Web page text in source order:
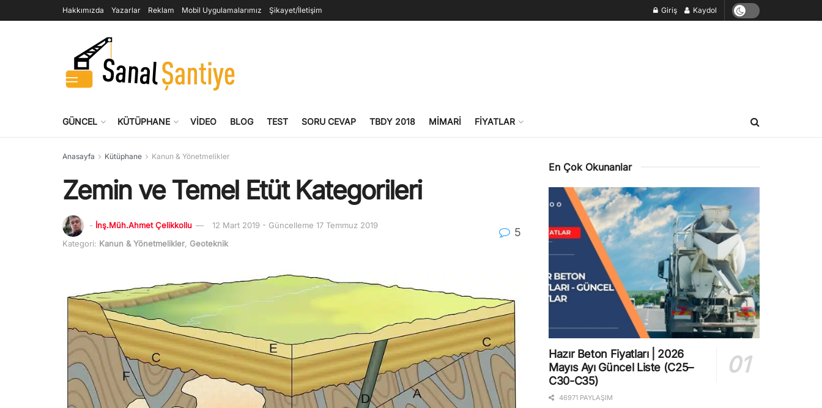
Hakkımızda Yazarlar Reklam Mobil Uygulamalarımız Şikayet/İletişim Giriş Kaydol
GÜNCEL KÜTÜPHANE VIDEO BLOG TEST SORU CEVAP TBDY 2018 MIMARI FIYATLAR
Anasayfa Kütüphane Kanun & Yönetmelikler
Zemin ve Temel Etüt Kategorileri
- İnş.Müh.Ahmet Çelikkollu
12 Mart 2019 - Güncelleme 17 Temmuz 2019
Kategori: Kanun & Yönetmelikler, Geoteknik
5
En Çok Okunanlar
Hazır Beton Fiyatları | 2026
Mayıs Ayı Güncel Liste (C25–
C30-C35)
46971 PAYLAŞIM